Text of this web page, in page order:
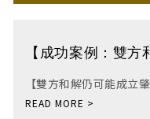
【成功案例：雙
｜刑事律師
【雙方和解仍可能成立